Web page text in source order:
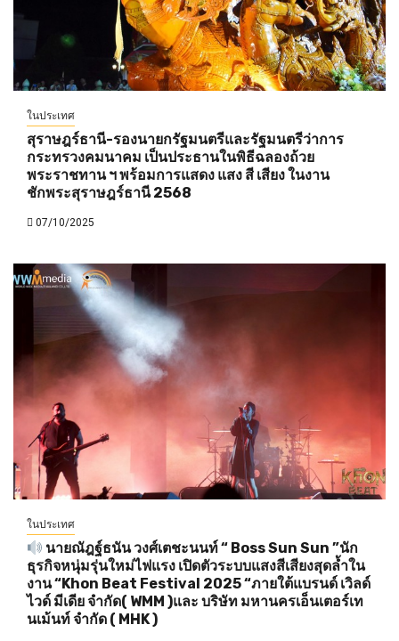
ในประเทศ
สุราษฎร์ธานี-รองนายกรัฐมนตรีและรัฐมนตรีว่าการ
กระทรวงคมนาคม เป็นประธานในพิธีฉลองถ้วย
พระราชทาน ฯ พร้อมการแสดง แสง สี เสียง ในงาน
ชักพระสุราษฎร์ธานี 2568
07/10/2025
ในประเทศ
นายณัฎฐ์ธนัน วงศ์เตชะนนท์ “ Boss Sun Sun ”นัก
ธุรกิจหนุ่มรุ่นใหม่ไฟแรง เปิดตัวระบบแสงสีเสียงสุดล้ำใน
งาน “Khon Beat Festival 2025 “ภายใต้แบรนด์ เวิลด์
ไวด์ มีเดีย จำกัด( WMM )และ บริษัท มหานครเอ็นเตอร์เท
นเม้นท์ จำกัด ( MHK )